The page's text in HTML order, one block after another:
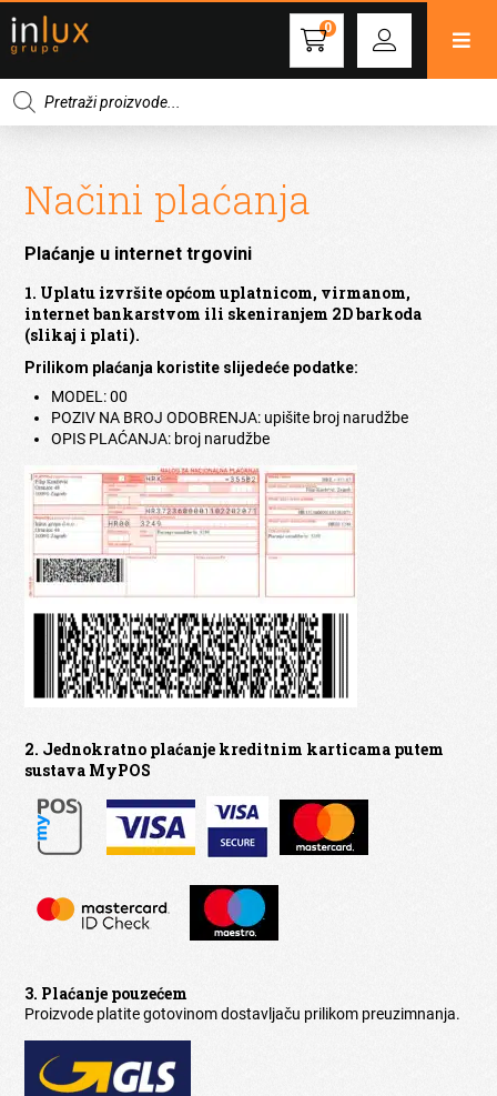
0
Products
search
Načini plaćanja
Plaćanje u internet trgovini
1. Uplatu izvršite općom uplatnicom, virmanom,
internet bankarstvom ili skeniranjem 2D barkoda
(slikaj i plati).
Prilikom plaćanja koristite slijedeće podatke:
MODEL: 00
POZIV NA BROJ ODOBRENJA: upišite broj narudžbe
OPIS PLAĆANJA: broj narudžbe
2. Jednokratno plaćanje kreditnim karticama putem
sustava MyPOS
3. Plaćanje pouzećem
Proizvode platite gotovinom dostavljaču prilikom preuzimnanja.